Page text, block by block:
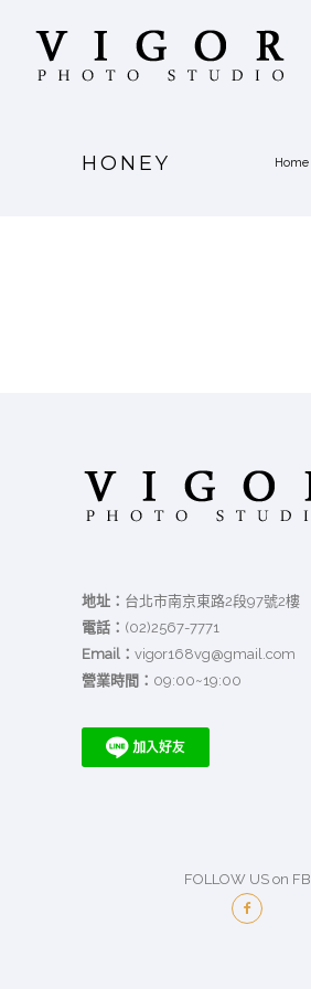
HONEY Home
地址： 台北市南京東路2段97號2樓
電話： (02)2567-7771
Email： vigor168vg@gmail.com
營業時間： 09:00~19:00
FOLLOW US on FB